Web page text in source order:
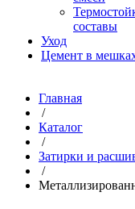
составы
Уход
Цемент в
Главная
/
Каталог
/
Затирки и
/